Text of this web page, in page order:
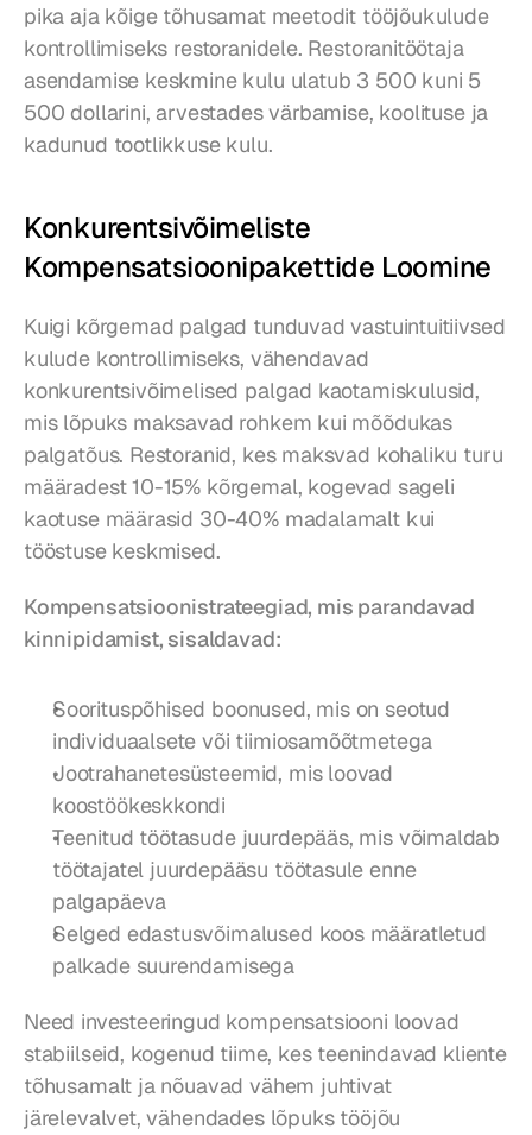
pika aja kõige tõhusamat meetodit tööjõukulude
kontrollimiseks restoranidele. Restoranitöötaja
asendamise keskmine kulu ulatub 3 500 kuni 5
500 dollarini, arvestades värbamise, koolituse ja
kadunud tootlikkuse kulu.
Konkurentsivõimeliste
Kompensatsioonipakettide Loomine
Kuigi kõrgemad palgad tunduvad vastuintuitiivsed
kulude kontrollimiseks, vähendavad
konkurentsivõimelised palgad kaotamiskulusid,
mis lõpuks maksavad rohkem kui mõõdukas
palgatõus. Restoranid, kes maksvad kohaliku turu
määradest 10-15% kõrgemal, kogevad sageli
kaotuse määrasid 30-40% madalamalt kui
tööstuse keskmised.
Kompensatsioonistrateegiad, mis parandavad
kinnipidamist, sisaldavad:
Soorituspõhised boonused, mis on seotud
individuaalsete või tiimiosamõõtmetega
Jootrahanetesüsteemid, mis loovad
koostöökeskkondi
Teenitud töötasude juurdepääs, mis võimaldab
töötajatel juurdepääsu töötasule enne
palgapäeva
Selged edastusvõimalused koos määratletud
palkade suurendamisega
Need investeeringud kompensatsiooni loovad
stabiilseid, kogenud tiime, kes teenindavad kliente
tõhusamalt ja nõuavad vähem juhtivat
järelevalvet, vähendades lõpuks tööjõu